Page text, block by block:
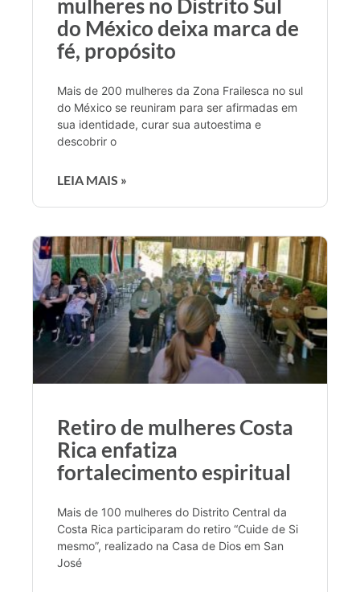
mulheres no Distrito Sul
do México deixa marca de
fé, propósito
Mais de 200 mulheres da Zona Frailesca no sul
do México se reuniram para ser afirmadas em
sua identidade, curar sua autoestima e
descobrir o
LEIA MAIS »
Retiro de mulheres Costa
Rica enfatiza
fortalecimento espiritual
Mais de 100 mulheres do Distrito Central da
Costa Rica participaram do retiro “Cuide de Si
mesmo”, realizado na Casa de Dios em San
José